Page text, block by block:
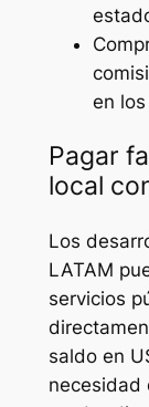
en
Pagar
local
Los
LATAM
servicios
saldo en
necesidad